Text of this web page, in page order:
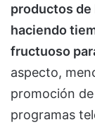
productos de
haciendo
fructuoso
aspecto,
promoción
programas